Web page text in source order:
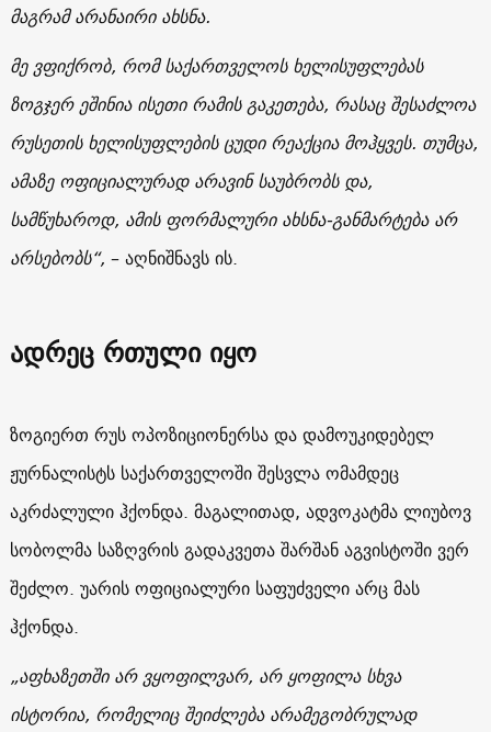
მაგრამ არანაირი ახსნა.
მე ვფიქრობ, რომ საქართველოს ხელისუფლებას
ზოგჯერ ეშინია ისეთი რამის გაკეთება, რასაც შესაძლოა
რუსეთის ხელისუფლების ცუდი რეაქცია მოჰყვეს. თუმცა,
ამაზე ოფიციალურად არავინ საუბრობს და,
სამწუხაროდ, ამის ფორმალური ახსნა-განმარტება არ
არსებობს“, – აღნიშნავს ის.
ადრეც რთული იყო
ზოგიერთ რუს ოპოზიციონერსა და დამოუკიდებელ
ჟურნალისტს საქართველოში შესვლა ომამდეც
აკრძალული ჰქონდა. მაგალითად, ადვოკატმა ლიუბოვ
სობოლმა საზღვრის გადაკვეთა შარშან აგვისტოში ვერ
შეძლო. უარის ოფიციალური საფუძველი არც მას
ჰქონდა.
„აფხაზეთში არ ვყოფილვარ, არ ყოფილა სხვა
ისტორია, რომელიც შეიძლება არამეგობრულად